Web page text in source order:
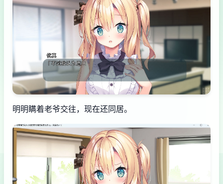
明明瞒着老爷交往，现在还同居。